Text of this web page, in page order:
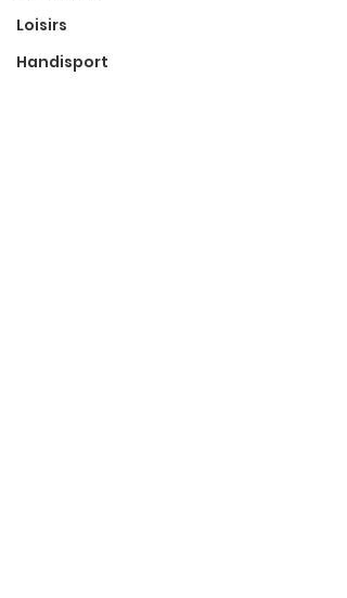
Loisirs
Handisport